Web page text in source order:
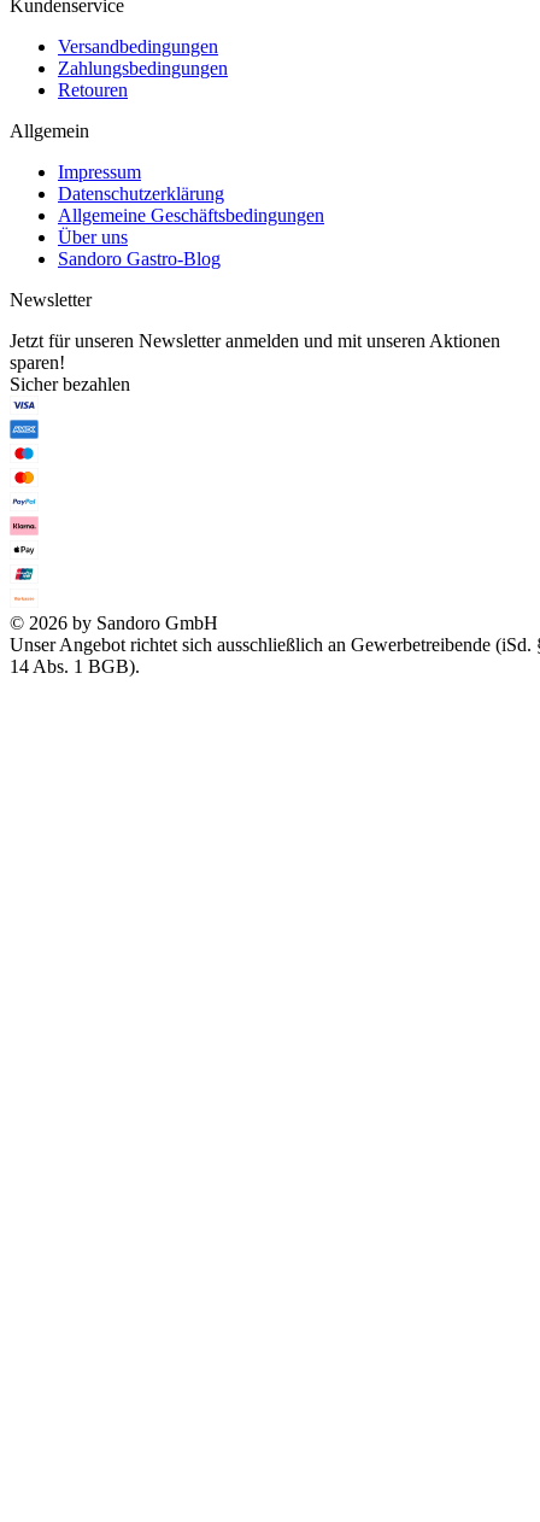
Kundenservice
Versandbedingungen
Zahlungsbedingungen
Retouren
Allgemein
Impressum
Datenschutzerklärung
Allgemeine Geschäftsbedingungen
Über uns
Sandoro Gastro-Blog
Newsletter
Jetzt für unseren Newsletter anmelden und mit unseren Aktionen
sparen!
Sicher bezahlen
© 2026 by Sandoro GmbH
Unser Angebot richtet sich ausschließlich an Gewerbetreibende (iSd.
14 Abs. 1 BGB).